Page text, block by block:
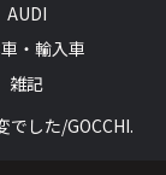
AUDI
・輸入車
雑記
した/GOCCHI.